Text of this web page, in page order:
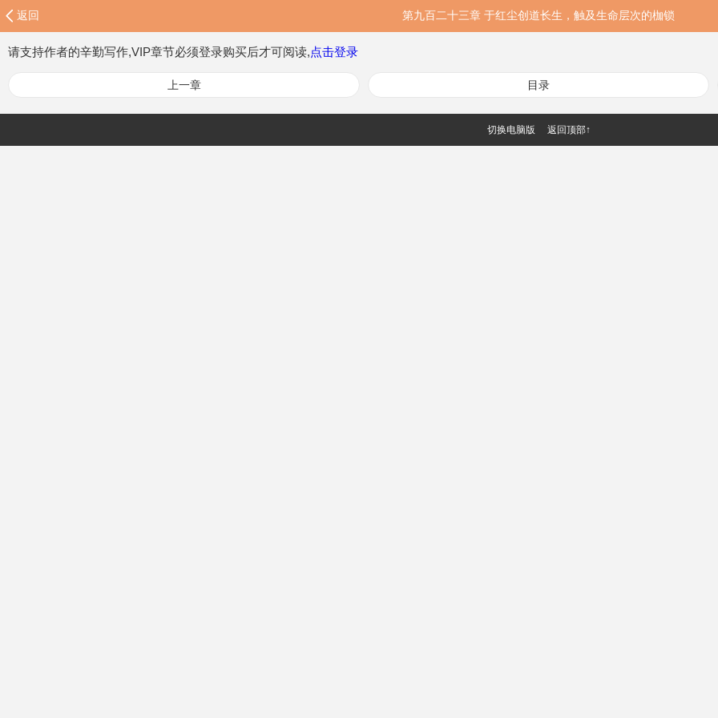
返回 第九百二十三章 于红尘创道长生，触及生命层次的枷锁
请支持作者的辛勤写作,VIP章节必须登录购买后才可阅读,点击登录
上一章 目录
切换电脑版 返回顶部↑